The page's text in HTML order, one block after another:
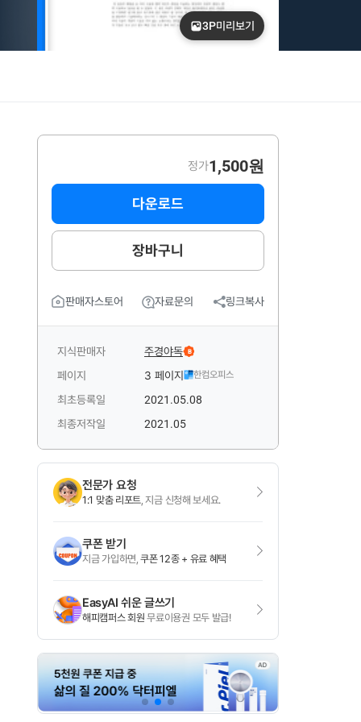
3P미리보기
정가1,500원
다운로드
장바구니
판매자스토어 자료문의 링크복사
지식판매자 주경야독 B
페이지 3 페이지 한컴오피스
최초등록일
2021.05.08
최종저작일
2021.05
전문가 요청
1:1 맞춤 리포트, 지금 신청해 보세요.
쿠폰 받기
지금 가입하면,쿠폰 12종 + 유료 혜택
EasyAI 쉬운 글쓰기
해피캠퍼스 회원 무료이용권 모두 발급!